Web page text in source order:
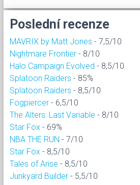
Poslední recenze
MAVRIX by Matt Jones - 7,5/10
Nightmare Frontier - 8/10
Halo Campaign Evolved - 8,5/10
Splatoon Raiders - 85%
Splatoon Raiders - 8,5/10
Fogpiercer - 6,5/10
The Alters: Last Variable - 8/10
Star Fox - 69%
NBA THE RUN - 7/10
Star Fox - 8,5/10
Tales of Arise - 8,5/10
Junkyard Builder - 5,5/10